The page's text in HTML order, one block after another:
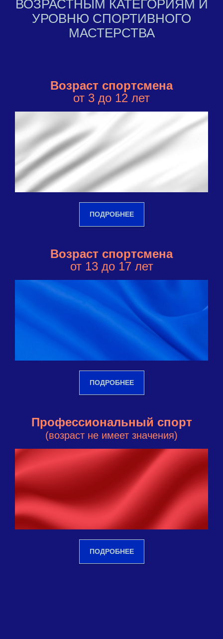
ВОЗРАСТНЫМ КАТЕГОРИЯМ И
УРОВНЮ СПОРТИВНОГО
МАСТЕРСТВА
Возраст спортсмена
от 3 до 12 лет
ПОДРОБНЕЕ
Возраст спортсмена
от 13 до 17 лет
ПОДРОБНЕЕ
Профессиональный спорт
(возраст не имеет значения)
ПОДРОБНЕЕ